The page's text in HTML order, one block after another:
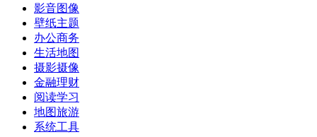
影音图像
壁纸主题
办公商务
生活地图
摄影摄像
金融理财
阅读学习
地图旅游
系统工具